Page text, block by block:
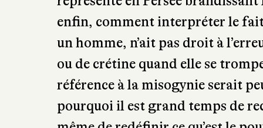
un homme, n’ait pas droit à
ou de crétine quand elle se
référence à la misogynie serait
pourquoi il est grand temps de
même de redéfinir ce qu’est le
faire entendre leur voix. Une